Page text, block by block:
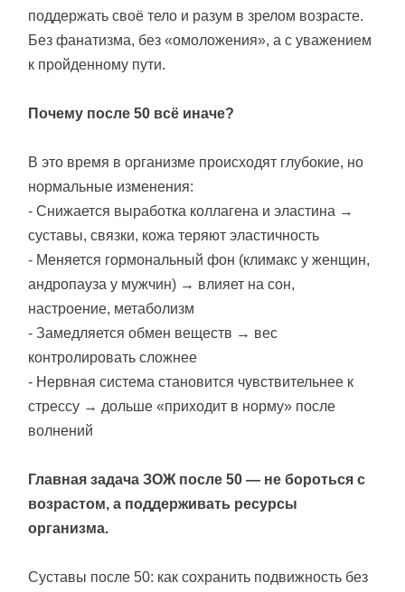
поддержать своё тело и разум в зрелом возрасте.
Без фанатизма, без «омоложения», а с уважением
к пройденному пути.
Почему после 50 всё иначе?
В это время в организме происходят глубокие, но
нормальные изменения:
- Снижается выработка коллагена и эластина →
суставы, связки, кожа теряют эластичность
- Меняется гормональный фон (климакс у женщин,
андропауза у мужчин) → влияет на сон,
настроение, метаболизм
- Замедляется обмен веществ → вес
контролировать сложнее
- Нервная система становится чувствительнее к
стрессу → дольше «приходит в норму» после
волнений
Главная задача ЗОЖ после 50 — не бороться с
возрастом, а поддерживать ресурсы
организма.
Суставы после 50: как сохранить подвижность без